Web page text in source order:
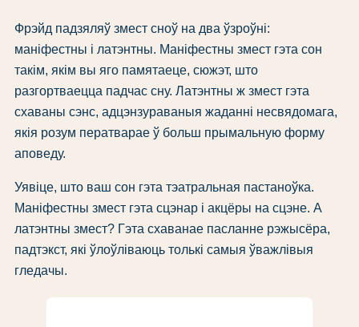
Фрэйд падзяляў змест сноў на два ўзроўні:
маніфестны і латэнтны. Маніфестны змест гэта сон
такім, якім вы яго памятаеце, сюжэт, што
разгортваецца падчас сну. Латэнтны ж змест гэта
схаваны сэнс, адцэнзураваныя жаданні несвядомага,
якія розум ператварае ў больш прымальную форму
аповеду.
Уявіце, што ваш сон гэта тэатральная пастаноўка.
Маніфестны змест гэта сцэнар і акцёры на сцэне. А
латэнтны змест? Гэта схаванае пасланне рэжысёра,
падтэкст, які ўлоўліваюць толькі самыя ўважлівыя
гледачы.